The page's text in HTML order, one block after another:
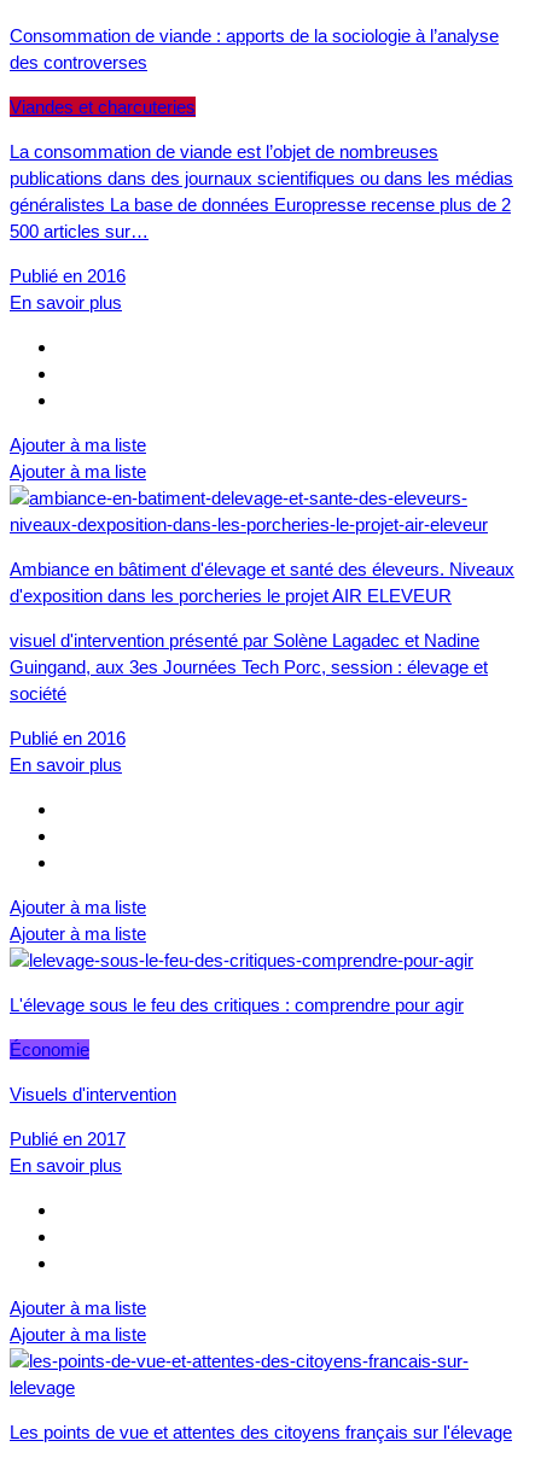
Consommation de viande : apports de la sociologie à l’analyse
des controverses
Viandes et charcuteries
La consommation de viande est l’objet de nombreuses
publications dans des journaux scientifiques ou dans les médias
généralistes La base de données Europresse recense plus de 2
500 articles sur…
Publié en 2016
En savoir plus
Ajouter à ma liste
Ajouter à ma liste
Ambiance en bâtiment d'élevage et santé des éleveurs. Niveaux
d'exposition dans les porcheries le projet AIR ELEVEUR
visuel d'intervention présenté par Solène Lagadec et Nadine
Guingand, aux 3es Journées Tech Porc, session : élevage et
société
Publié en 2016
En savoir plus
Ajouter à ma liste
Ajouter à ma liste
L'élevage sous le feu des critiques : comprendre pour agir
Économie
Visuels d'intervention
Publié en 2017
En savoir plus
Ajouter à ma liste
Ajouter à ma liste
Les points de vue et attentes des citoyens français sur l'élevage